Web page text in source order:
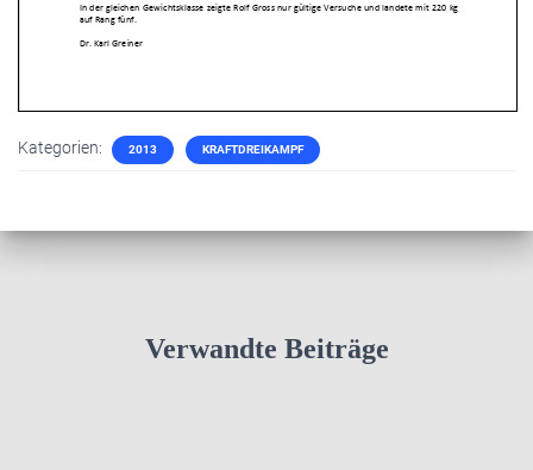
Kategorien: 2013 KRAFTDREIKAMPF
Verwandte Beiträge